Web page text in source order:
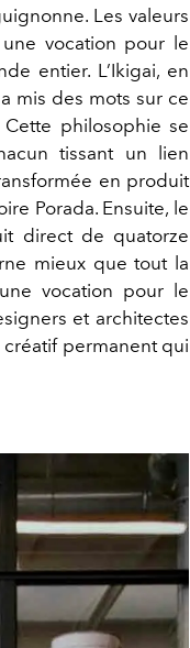
Les valeurs
vocation pour le
entier. L’Ikigai, en
mis des mots sur ce
philosophie se
tissant un lien
en produit
Porada. Ensuite, le
direct de quatorze
mieux que tout la
vocation pour le
et architectes
permanent qui